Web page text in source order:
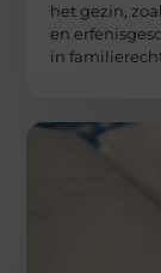
het gezin,
en
in